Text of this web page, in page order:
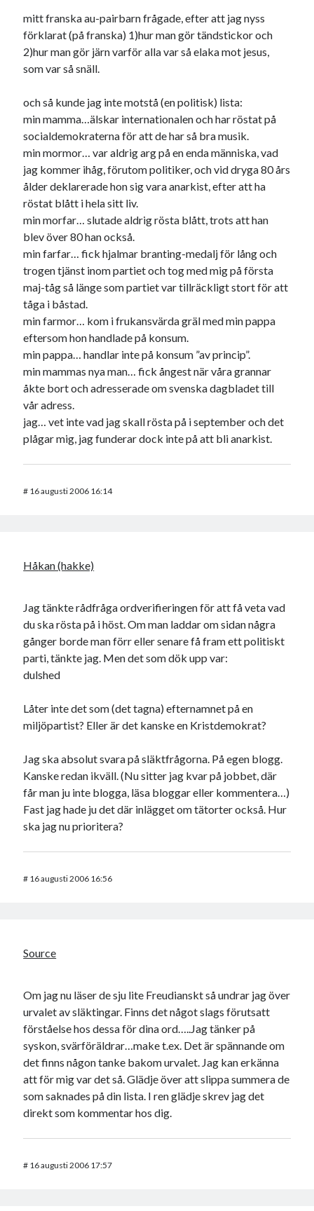
mitt franska au-pairbarn frågade, efter att jag nyss
förklarat (på franska) 1)hur man gör tändstickor och
2)hur man gör järn varför alla var så elaka mot jesus,
som var så snäll.
och så kunde jag inte motstå (en politisk) lista:
min mamma…älskar internationalen och har röstat på
socialdemokraterna för att de har så bra musik.
min mormor… var aldrig arg på en enda människa, vad
jag kommer ihåg, förutom politiker, och vid dryga 80 års
ålder deklarerade hon sig vara anarkist, efter att ha
röstat blått i hela sitt liv.
min morfar… slutade aldrig rösta blått, trots att han
blev över 80 han också.
min farfar… fick hjalmar branting-medalj för lång och
trogen tjänst inom partiet och tog med mig på första
maj-tåg så länge som partiet var tillräckligt stort för att
tåga i båstad.
min farmor… kom i frukansvärda gräl med min pappa
eftersom hon handlade på konsum.
min pappa… handlar inte på konsum ”av princip”.
min mammas nya man… fick ångest när våra grannar
åkte bort och adresserade om svenska dagbladet till
vår adress.
jag… vet inte vad jag skall rösta på i september och det
plågar mig, jag funderar dock inte på att bli anarkist.
# 16 augusti 2006 16:14
Håkan (hakke)
Jag tänkte rådfråga ordverifieringen för att få veta vad
du ska rösta på i höst. Om man laddar om sidan några
gånger borde man förr eller senare få fram ett politiskt
parti, tänkte jag. Men det som dök upp var:
dulshed
Låter inte det som (det tagna) efternamnet på en
miljöpartist? Eller är det kanske en Kristdemokrat?
Jag ska absolut svara på släktfrågorna. På egen blogg.
Kanske redan ikväll. (Nu sitter jag kvar på jobbet, där
får man ju inte blogga, läsa bloggar eller kommentera…)
Fast jag hade ju det där inlägget om tätorter också. Hur
ska jag nu prioritera?
# 16 augusti 2006 16:56
Source
Om jag nu läser de sju lite Freudianskt så undrar jag över
urvalet av släktingar. Finns det något slags förutsatt
förståelse hos dessa för dina ord…..Jag tänker på
syskon, svärföräldrar…make t.ex. Det är spännande om
det finns någon tanke bakom urvalet. Jag kan erkänna
att för mig var det så. Glädje över att slippa summera de
som saknades på din lista. I ren glädje skrev jag det
direkt som kommentar hos dig.
# 16 augusti 2006 17:57